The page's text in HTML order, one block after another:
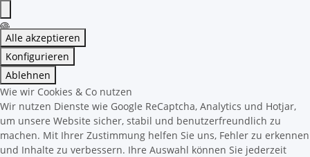
Alle akzeptieren
Konfigurieren
Ablehnen
Wie wir Cookies & Co nutzen
Wir nutzen Dienste wie Google ReCaptcha, Analytics und Hotjar,
um unsere Website sicher, stabil und benutzerfreundlich zu
machen. Mit Ihrer Zustimmung helfen Sie uns, Fehler zu erkennen
und Inhalte zu verbessern. Ihre Auswahl können Sie jederzeit